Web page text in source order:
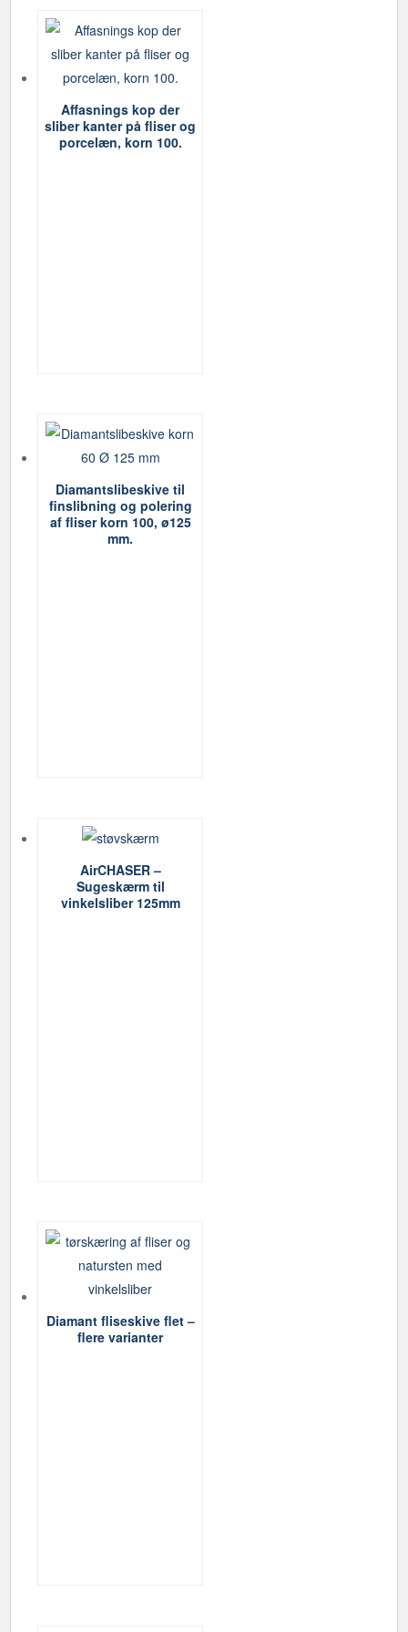
Affasnings kop der
sliber kanter på fliser og
porcelæn, korn 100.
Diamantslibeskive til
finslibning og polering
af fliser korn 100, ø125
mm.
AirCHASER –
Sugeskærm til
vinkelsliber 125mm
Diamant fliseskive flet –
flere varianter